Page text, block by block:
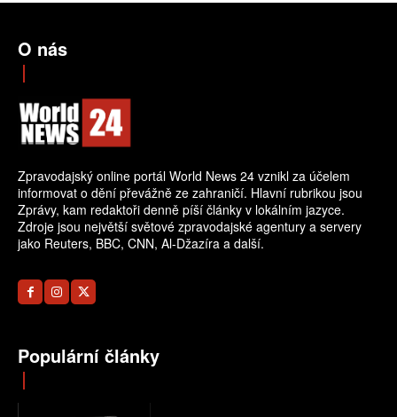
O nás
Zpravodajský online portál World News 24 vznikl za účelem
informovat o dění převážně ze zahraničí. Hlavní rubrikou jsou
Zprávy, kam redaktoři denně píší články v lokálním jazyce.
Zdroje jsou největší světové zpravodajské agentury a servery
jako Reuters, BBC, CNN, Al-Džazíra a další.
Populární články